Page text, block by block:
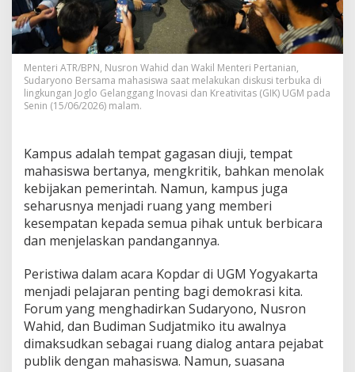
s
i
m
p
a
n
g
a
K
r
i
t
i
k
a
u
P
e
n
h
a
Menteri ATR/BPN, Nusron Wahid dan Wakil Menteri Pertanian,
Sudaryono Bersama mahasiswa saat melakukan diskusi terbuka di
lingkungan Joglo Gelanggang Inovasi dan Kreativitas (GIK) UGM pada
Senin (15/06/2026) malam.
Kampus adalah tempat gagasan diuji, tempat
mahasiswa bertanya, mengkritik, bahkan menolak
kebijakan pemerintah. Namun, kampus juga
seharusnya menjadi ruang yang memberi
kesempatan kepada semua pihak untuk berbicara
dan menjelaskan pandangannya.
Peristiwa dalam acara Kopdar di UGM Yogyakarta
menjadi pelajaran penting bagi demokrasi kita.
Forum yang menghadirkan Sudaryono, Nusron
Wahid, dan Budiman Sudjatmiko itu awalnya
dimaksudkan sebagai ruang dialog antara pejabat
publik dengan mahasiswa. Namun, suasana